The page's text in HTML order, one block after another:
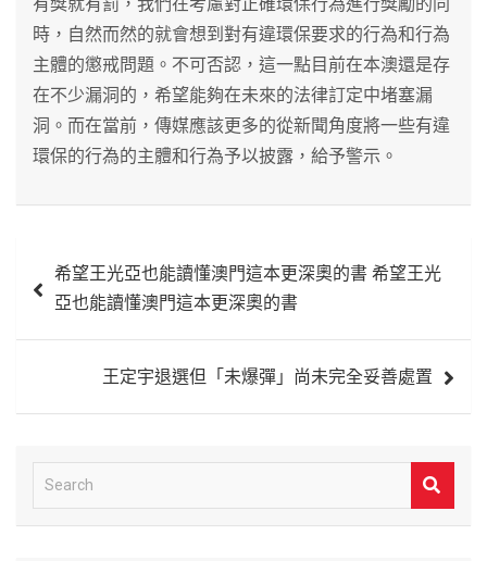
時，自然而然的就會想到對有違環保要求的行為和行為
主體的懲戒問題。不可否認，這一點目前在本澳還是存
在不少漏洞的，希望能夠在未來的法律訂定中堵塞漏
洞。而在當前，傳媒應該更多的從新聞角度將一些有違
環保的行為的主體和行為予以披露，給予警示。
章 希望王光亞也能讀懂澳門這本更深奧的書 希望王光
亞也能讀懂澳門這本更深奧的書
王定宇退選但「未爆彈」尚未完全妥善處置
e